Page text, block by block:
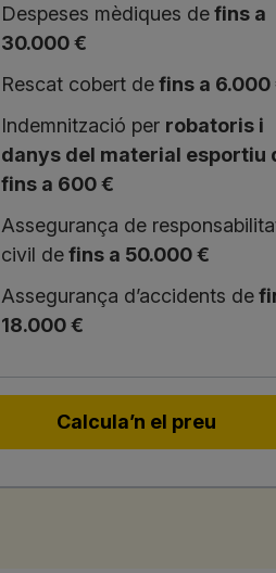
Despeses mèdiques defins a
30.000 €
Rescat cobert defins a 6.000
Indemnització per robatoris i
danys del material esportiu
fins a 600 €
Assegurança de
civil defins a 50.000 €
Assegurança d’accidents de
18.000 €
Calcula’n el preu